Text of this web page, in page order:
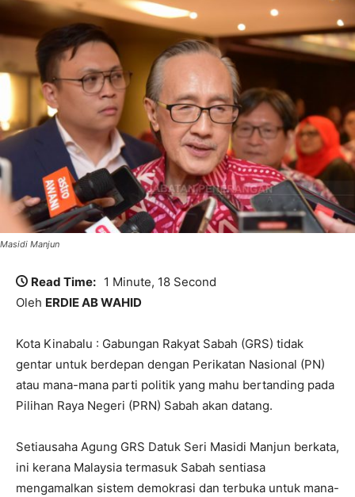
Masidi Manjun
Read Time: 1 Minute, 18 Second
Oleh ERDIE AB WAHID
Kota Kinabalu : Gabungan Rakyat Sabah (GRS) tidak
gentar untuk berdepan dengan Perikatan Nasional (PN)
atau mana-mana parti politik yang mahu bertanding pada
Pilihan Raya Negeri (PRN) Sabah akan datang.
Setiausaha Agung GRS Datuk Seri Masidi Manjun berkata,
ini kerana Malaysia termasuk Sabah sentiasa
mengamalkan sistem demokrasi dan terbuka untuk mana-